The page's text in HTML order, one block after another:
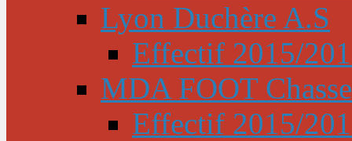
Lyon Duchère A.S
Effectif 2015/
MDA FOOT
Effectif 2015/